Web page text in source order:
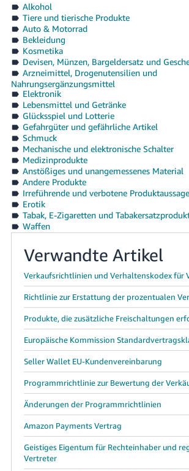
Alkohol
Tiere und tierische Produkte
Auto & Motorrad
Bekleidung
Kosmetika
Devisen, Münzen, Bargeldersatz und
Arzneimittel, Drogenutensilien und
Nahrungsergänzungsmittel
Elektronik
Lebensmittel und Getränke
Glücksspiel und Lotterie
Gefahrgüter und gefährliche Artikel
Schmuck
Mechanische und elektronische Schalter
Medizinprodukte
Anstößiges und unangemessenes Material
Andere Produkte
Irreführende und verbotene
Erotik
Tabak, E-Zigaretten und
Waffen
Verwandte Artikel
Verkaufsrichtlinien und Verhaltenskodex für
Richtlinie zur Erstattung der prozentualen
Produkte, die zusätzliche Freischaltungen
Europäische Kommission
Seller Wallet EU-Kundenvereinbarung
Programmrichtlinie zur Bewertung der
Änderungen der Programmrichtlinien
Amazon Payments Vertrag
Geistiges Eigentum für Rechteinhaber und
Vertreter